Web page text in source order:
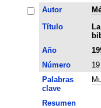
Autor
Título
Año
Número
19
Palabras
clave
Resumen